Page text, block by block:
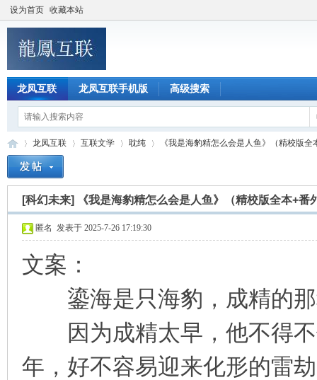
设为首页 收藏本站
龙凤互联 龙凤互联手机版 高级搜索
龙凤互联
›
互联文学
›
耽纯
›
《我是海豹精怎么会是人鱼》（精校版全
[科幻未来] 《我是海豹精怎么会是人鱼》（精校版全本+番
匿名 发表于 2025-7-26 17:19:30
文案：
鎏海是只海豹，成精的那
因为成精太早，他不得不
年，好不容易迎来化形的雷